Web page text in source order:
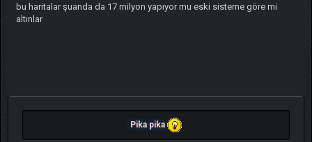
bu haritalar şuanda da 17 milyon yapıyor mu eski sisteme göre mi
altınlar
Pika pika